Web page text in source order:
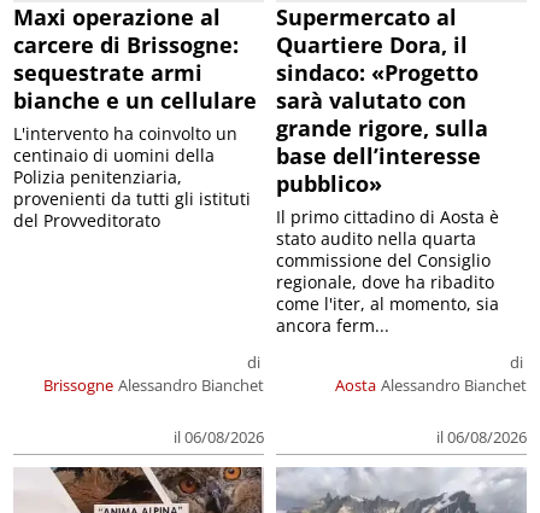
Maxi operazione al
carcere di Brissogne:
sequestrate armi
bianche e un cellulare
Brissogne
di
Alessandro Bianchet
il 06/08/2026
L'intervento ha coinvolto un
centinaio di uomini della
Polizia penitenziaria,
provenienti da tutti gli istituti
del Provveditorato
Supermercato al
Quartiere Dora, il
sindaco: «Progetto
sarà valutato con
grande rigore, sulla
base dell’interesse
pubblico»
Aosta
di
Alessandro Bianchet
il 06/08/2026
Il primo cittadino di Aosta è
stato audito nella quarta
commissione del Consiglio
regionale, dove ha ribadito
come l'iter, al momento, sia
ancora ferm...